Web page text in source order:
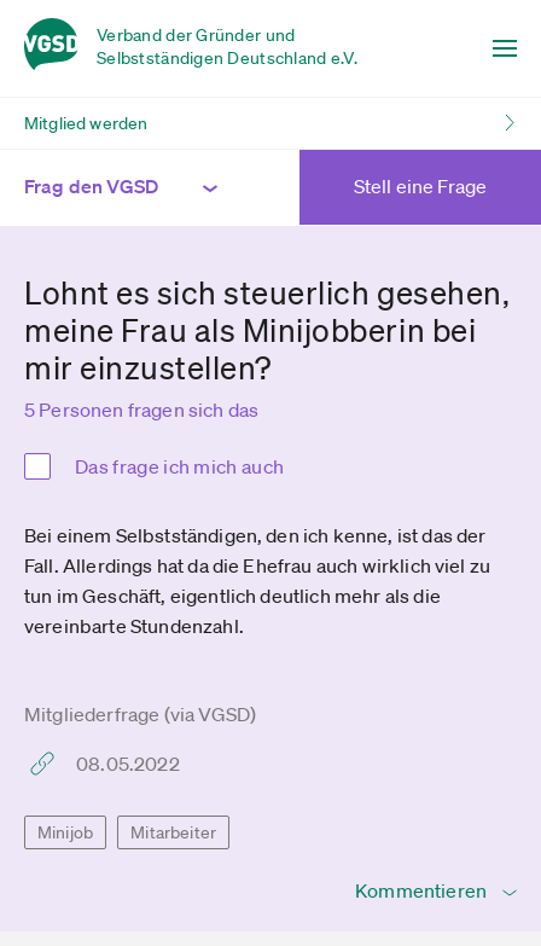
Verband der Gründer und
Selbstständigen Deutschland e.V.
Mitglied werden
Frag den VGSD Stell eine Frage
Lohnt es sich steuerlich gesehen,
meine Frau als Minijobberin bei
mir einzustellen?
5 Personen fragen sich das
Das frage ich mich auch
Bei einem Selbstständigen, den ich kenne, ist das der
Fall. Allerdings hat da die Ehefrau auch wirklich viel zu
tun im Geschäft, eigentlich deutlich mehr als die
vereinbarte Stundenzahl.
Mitgliederfrage (via VGSD)
08.05.2022
Minijob Mitarbeiter
Kommentieren